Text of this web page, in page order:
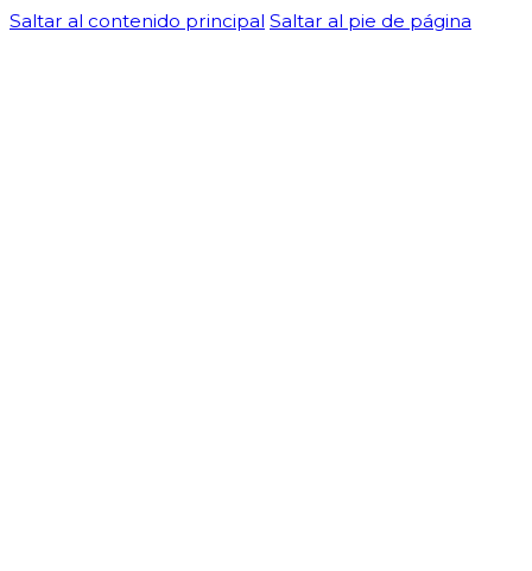
Saltar al contenido principal Saltar al pie de página